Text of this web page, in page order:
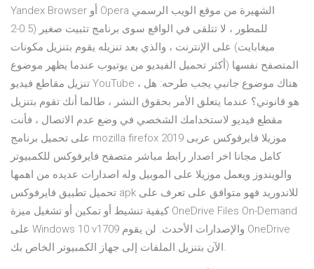
Yandex Browser أو Opera الشهيرة من موقع الويب الرسمي
للمطور ، لا تتلقى في الواقع سوى برنامج تثبيت صغير (0.5-2
ميغابايت) على الإنترنت ، والذي بعد تنزيله يقوم بتنزيل مكونات
المتصفح نفسها (أكثر تحميل الفيديو من يوتيوب عندما يظهر موضوع
تنزيل مقاطع فيديو YouTube ، هناك موضوع جانبي يجب طرحه: هل
هو قانوني؟ عندما يتعلق الأمر بحقوق النشر ، طالما أنك تقوم بتنزيل
مقطع فيديو لاستخدامك الشخصي في وضع عدم الاتصال ، فأنت
على تحميل برنامج mozilla firefox 2019 موزيلا فايرفوكس عربى
كامل مجانا اخر اصدار رابط مباشر متصفح فايرفوكس للكمبيوتر
والويندوز ويعمل موزيلا على الموبيل وله اصدارات عديده من اهمها
تحميل تطبيق فايرفوكس apk للاندوريد فهو متوافق على تعرف على
كيفية تنشيط أو تمكين أو تشغيل ميزة OneDrive Files On-Demand
على Windows 10 v1709 والإصدارات الأحدث. لن يقوم OneDrive
الآن بتنزيل الملفات إلى جهاز الكمبيوتر الخاص بك.